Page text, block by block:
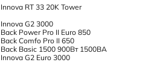
Innova RT 33 20K Tower
Innova G2 3000
Back Power Pro II Euro 850
Back Comfo Pro II 650
Back Basic 1500 900Вт 1500ВА
Innova G2 Euro 3000